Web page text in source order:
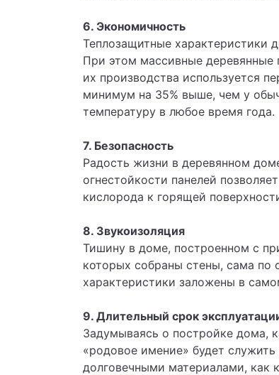
6. Экономичность
Теплозащитные характеристики
При этом массивные деревянные
их производства используется
минимум на 35% выше, чем у
температуру в любое время года.
7. Безопасность
Радость жизни в деревянном
огнестойкости панелей
кислорода к горящей
8. Звукоизоляция
Тишину в доме, построенном с
которых собраны стены, сама по
характеристики заложены в
9. Длительный срок
Задумываясь о постройке дома,
«родовое имение» будет
долговечными материалами, как